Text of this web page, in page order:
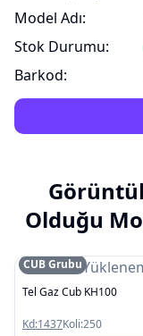
Model Adı:
Stok Durumu:
Barkod:
Olduğu
Resim
CUB Grubu
Tel Gaz Cub KH100
Kd:1437Koli:250